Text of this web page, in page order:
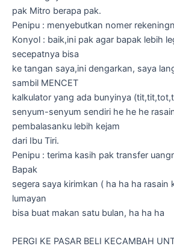
pak Mitro berapa pak.
Penipu : menyebutkan nomer
Konyol : baik,ini pak agar bapak lebih
secepatnya bisa
ke tangan saya,ini dengarkan, saya
sambil MENCET
kalkulator yang ada bunyinya
senyum-senyum sendiri he he he
pembalasanku lebih kejam
dari Ibu Tiri.
Penipu : terima kasih pak transfer
Bapak
segera saya kirimkan ( ha ha ha rasain
lumayan
bisa buat makan satu bulan, ha ha ha
PERGI KE PASAR BELI KECAMBAH